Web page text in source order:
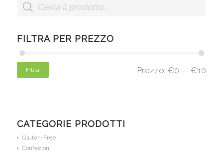
FILTRA PER PREZZO
Filtra Prezzo:€0 —€10
CATEGORIE PRODOTTI
Gluten-Free
Confezioni